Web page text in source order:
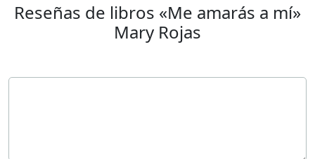
Reseñas de libros «Me amarás a mí»
Mary Rojas